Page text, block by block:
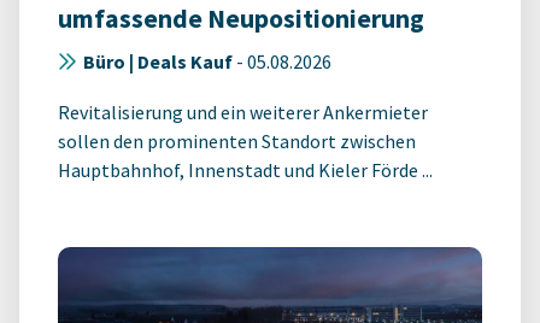
umfassende Neupositionierung
Büro | Deals Kauf - 05.08.2026
Revitalisierung und ein weiterer Ankermieter
sollen den prominenten Standort zwischen
Hauptbahnhof, Innenstadt und Kieler Förde ...